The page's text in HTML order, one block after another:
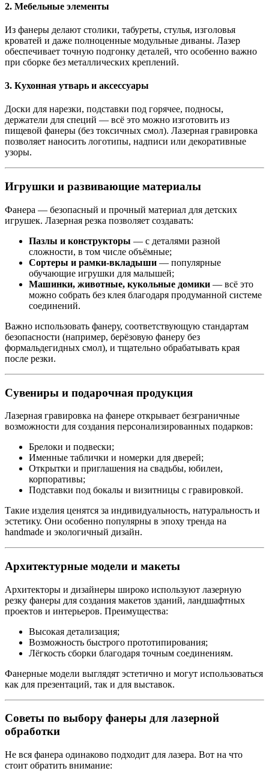
2. Мебельные элементы
Из фанеры делают столики, табуреты, стулья, изголовья
кроватей и даже полноценные модульные диваны. Лазер
обеспечивает точную подгонку деталей, что особенно важно
при сборке без металлических креплений.
3. Кухонная утварь и аксессуары
Доски для нарезки, подставки под горячее, подносы,
держатели для специй — всё это можно изготовить из
пищевой фанеры (без токсичных смол). Лазерная гравировка
позволяет наносить логотипы, надписи или декоративные
узоры.
Игрушки и развивающие материалы
Фанера — безопасный и прочный материал для детских
игрушек. Лазерная резка позволяет создавать:
Пазлы и конструкторы — с деталями разной
сложности, в том числе объёмные;
Сортеры и рамки-вкладыши — популярные
обучающие игрушки для малышей;
Машинки, животные, кукольные домики — всё это
можно собрать без клея благодаря продуманной системе
соединений.
Важно использовать фанеру, соответствующую стандартам
безопасности (например, берёзовую фанеру без
формальдегидных смол), и тщательно обрабатывать края
после резки.
Сувениры и подарочная продукция
Лазерная гравировка на фанере открывает безграничные
возможности для создания персонализированных подарков:
Брелоки и подвески;
Именные таблички и номерки для дверей;
Открытки и приглашения на свадьбы, юбилеи,
корпоративы;
Подставки под бокалы и визитницы с гравировкой.
Такие изделия ценятся за индивидуальность, натуральность и
эстетику. Они особенно популярны в эпоху тренда на
handmade и экологичный дизайн.
Архитектурные модели и макеты
Архитекторы и дизайнеры широко используют лазерную
резку фанеры для создания макетов зданий, ландшафтных
проектов и интерьеров. Преимущества:
Высокая детализация;
Возможность быстрого прототипирования;
Лёгкость сборки благодаря точным соединениям.
Фанерные модели выглядят эстетично и могут использоваться
как для презентаций, так и для выставок.
Советы по выбору фанеры для лазерной
обработки
Не вся фанера одинаково подходит для лазера. Вот на что
стоит обратить внимание: